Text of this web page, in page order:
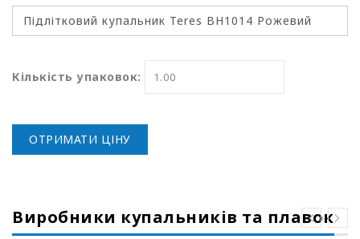
Кількість упаковок:
ОТРИМАТИ ЦІНУ
Виробники купальників та плавок